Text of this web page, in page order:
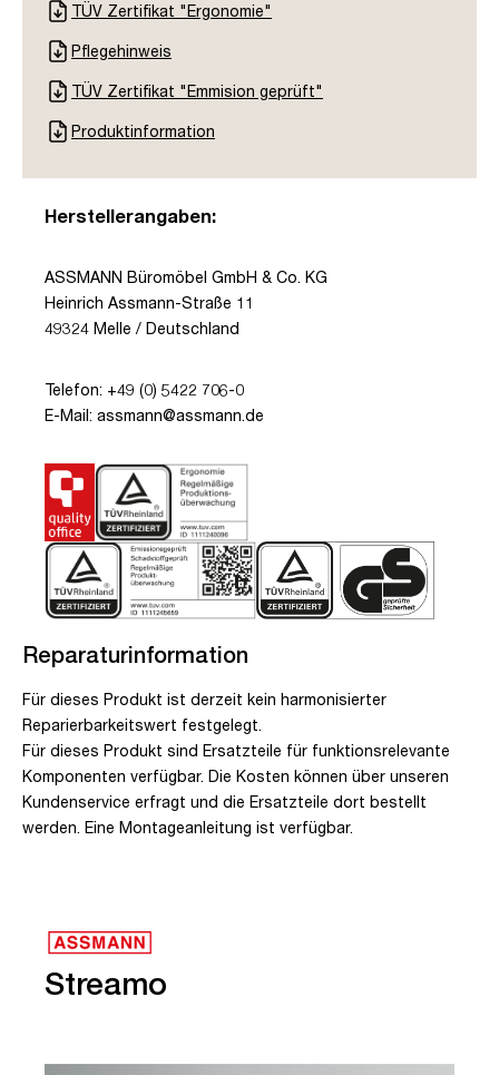
TÜV Zertifikat "Ergonomie"
Pflegehinweis
TÜV Zertifikat "Emmision geprüft"
Produktinformation
Herstellerangaben:
ASSMANN Büromöbel GmbH & Co. KG
Heinrich Assmann-Straße 11
49324 Melle / Deutschland
Telefon: +49 (0) 5422 706-0
E-Mail: assmann@assmann.de
Reparaturinformation
Für dieses Produkt ist derzeit kein harmonisierter
Reparierbarkeitswert festgelegt.
Für dieses Produkt sind Ersatzteile für funktionsrelevante
Komponenten verfügbar. Die Kosten können über unseren
Kundenservice erfragt und die Ersatzteile dort bestellt
werden. Eine Montageanleitung ist verfügbar.
Streamo